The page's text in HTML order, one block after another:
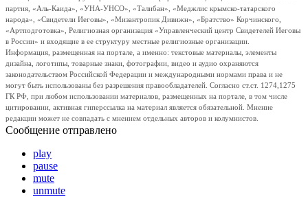
партия, «Аль-Каида», «УНА-УНСО», «Талибан», «Меджлис крымско-татарского
народа», «Свидетели Иеговы», «Мизантропик Дивижн», «Братство» Корчинского,
«Артподготовка», Религиозная организация «Управленческий центр Свидетелей Иеговы
в России» и входящие в ее структуру местные религиозные организации.
Информация, размещенная на портале, а именно: текстовые материалы, элементы
дизайна, логотипы, товарные знаки, фотографии, видео и аудио охраняются
законодательством Российской Федерации и международными нормами права и не
могут быть использованы без разрешения правообладателей. Согласно ст.ст. 1274,1275
ГК РФ, при любом использовании материалов, размещенных на портале, в том числе
цитировании, активная гиперссылка на материал является обязательной. Мнение
редакции может не совпадать с мнением отдельных авторов и колумнистов.
Сообщение отправлено
play
pause
mute
unmute